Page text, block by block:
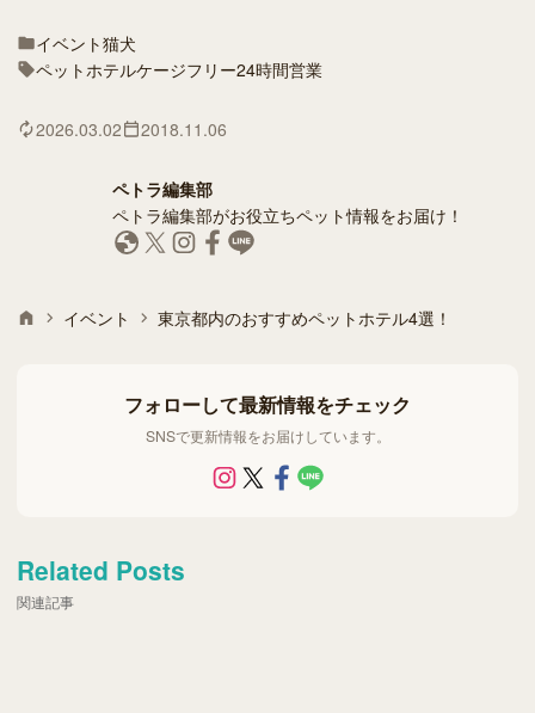
イベント猫犬
ペットホテルケージフリー24時間営業
2026.03.02 2018.11.06
ペトラ編集部
ペトラ編集部がお役立ちペット情報をお届け！
イベント 東京都内のおすすめペットホテル4選！
フォローして最新情報をチェック
SNSで更新情報をお届けしています。
Related Posts
関連記事